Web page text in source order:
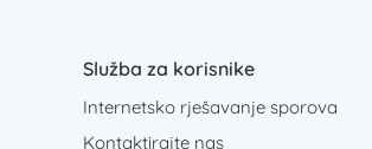
Služba za korisnike
Internetsko rješavanje sporova
Kontaktirajte nas